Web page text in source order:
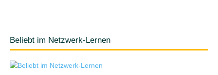
Beliebt im Netzwerk-Lernen